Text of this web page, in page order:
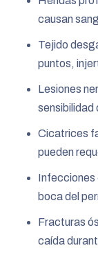
causan
Tejido
puntos,
Lesiones
sensibilidad
Cicatrices
pueden
Infecciones
boca del
Fracturas
caída